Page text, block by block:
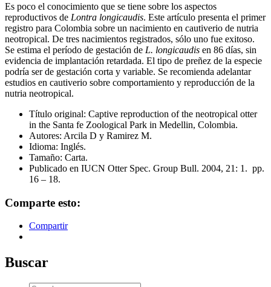
Es poco el conocimiento que se tiene sobre los aspectos
reproductivos de Lontra longicaudis. Este artículo presenta el primer
registro para Colombia sobre un nacimiento en cautiverio de nutria
neotropical. De tres nacimientos registrados, sólo uno fue exitoso.
Se estima el período de gestación de L. longicaudis en 86 días, sin
evidencia de implantación retardada. El tipo de preñez de la especie
podría ser de gestación corta y variable. Se recomienda adelantar
estudios en cautiverio sobre comportamiento y reproducción de la
nutria neotropical.
Título original: Captive reproduction of the neotropical otter
in the Santa fe Zoological Park in Medellin, Colombia.
Autores: Arcila D y Ramirez M.
Idioma: Inglés.
Tamaño: Carta.
Publicado en IUCN Otter Spec. Group Bull. 2004, 21: 1. pp.
16 – 18.
Comparte esto:
Compartir
Buscar